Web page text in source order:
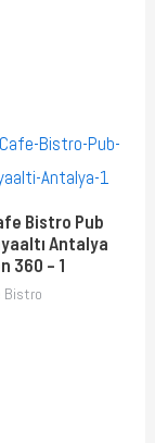
Bistro Pub
Antalya
360 – 1
Bistro